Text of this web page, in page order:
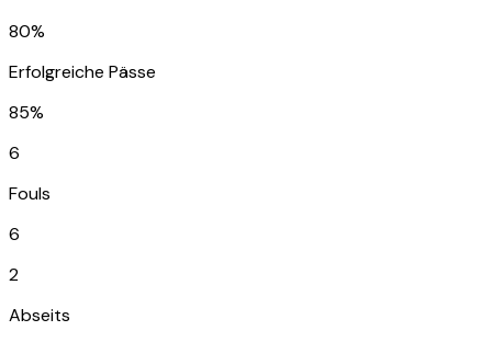
80%
Erfolgreiche Pässe
85%
6
Fouls
6
2
Abseits